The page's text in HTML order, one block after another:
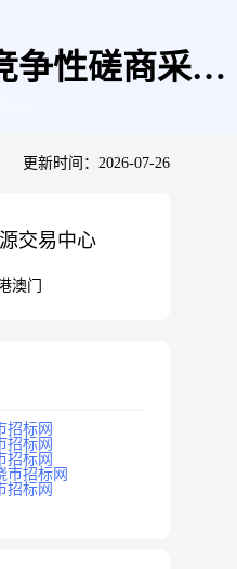
争性磋商采购
更新时间：2026-07-26
交易中心
澳门
招标网
招标网
招标网
市招标网
招标网